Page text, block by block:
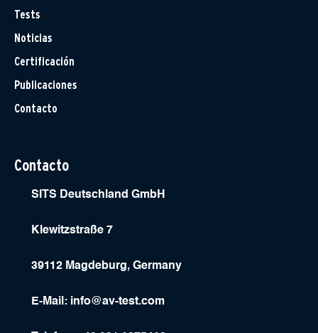
Tests
Noticias
Certificación
Publicaciones
Contacto
Contacto
SITS Deutschland GmbH
Klewitzstraße 7
39112 Magdeburg, Germany
E-Mail: info@av-test.com